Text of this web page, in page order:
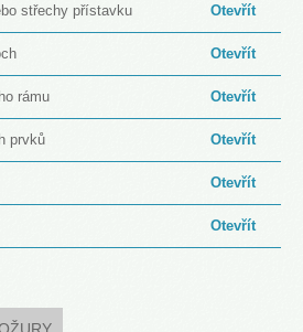
střechy přístavku Otevřít
Otevřít
rámu Otevřít
prvků Otevřít
Otevřít
Otevřít
TAB)